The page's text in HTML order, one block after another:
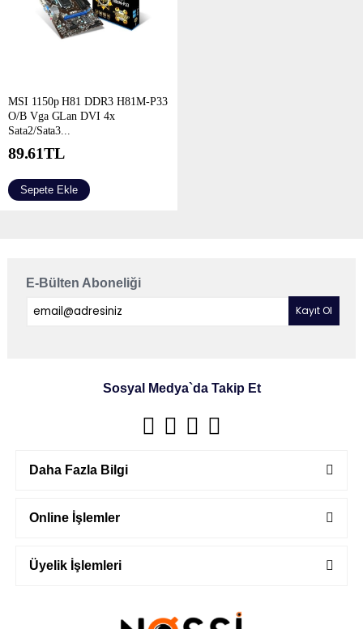
MSI 1150p H81 DDR3 H81M-P33
O/B Vga GLan DVI 4x
Sata2/Sata3...
89.61TL
Sepete Ekle
E-Bülten Aboneliği
Sosyal Medya`da Takip Et
Daha Fazla Bilgi
Online İşlemler
Üyelik İşlemleri